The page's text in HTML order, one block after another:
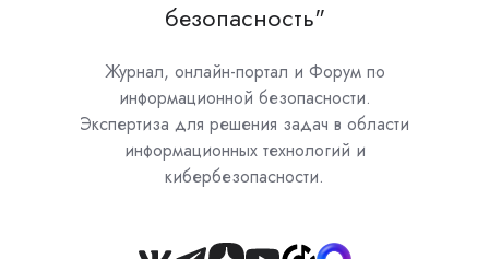
безопасность"
Журнал, онлайн-портал и Форум по
информационной безопасности.
Экспертиза для решения задач в области
информационных технологий и
кибербезопасности.